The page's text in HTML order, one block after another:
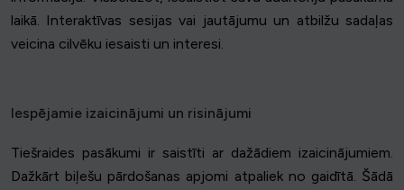
laikā. Interaktīvas sesijas vai jautājumu un atbilžu sadaļas
veicina cilvēku iesaisti un interesi.
Iespējamie izaicinājumi un risinājumi
Tiešraides pasākumi ir saistīti ar dažādiem izaicinājumiem.
Dažkārt biļešu pārdošanas apjomi atpaliek no gaidītā. Šādā